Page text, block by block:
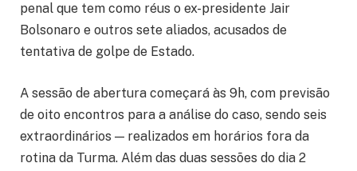
penal que tem como réus o ex-presidente Jair
Bolsonaro e outros sete aliados, acusados de
tentativa de golpe de Estado.
A sessão de abertura começará às 9h, com previsão
de oito encontros para a análise do caso, sendo seis
extraordinários — realizados em horários fora da
rotina da Turma. Além das duas sessões do dia 2